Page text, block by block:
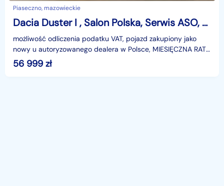
Piaseczno, mazowieckie
Dacia Duster I , Salon Polska, Serwis ASO, VAT 23%, Klima, Tempomat,
możliwość odliczenia podatku VAT, pojazd zakupiony jako
nowy u autoryzowanego dealera w Polsce, MIESIĘCZNA RATA
NA TEN SAMOCHÓD JUŻ OD 339 PLN*Podana w ogłosze
56 999 zł